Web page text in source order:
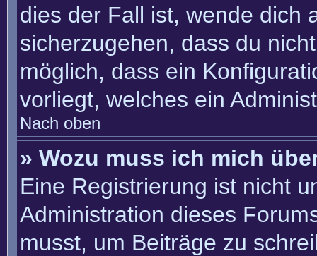
dies der Fall ist, wende dich
sicherzugehen, dass du
möglich, dass ein
vorliegt, welches ein
Nach oben
» Wozu muss ich mich
Eine Registrierung ist nicht
Administration dieses
musst, um Beiträge zu